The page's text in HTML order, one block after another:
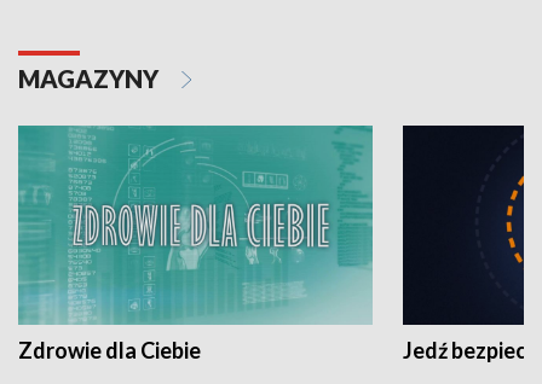
MAGAZYNY
Zdrowie dla Ciebie Jedź